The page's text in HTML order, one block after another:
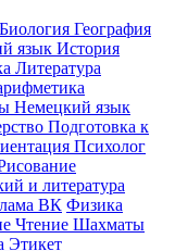
Биология География
язык История
Литература
Немецкий язык
Подготовка к
Психолог
и литература
ВК Физика
Чтение Шахматы
Этикет